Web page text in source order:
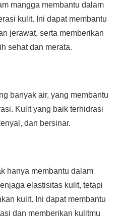
mangga membantu dalam
kulit. Ini dapat membantu
jerawat, serta memberikan
sehat dan merata.
banyak air, yang membantu
Kulit yang baik terhidrasi
dan bersinar.
hanya membantu dalam
elastisitas kulit, tetapi
kulit. Ini dapat membantu
dan memberikan kulitmu